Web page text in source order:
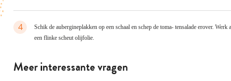
4
Schik de aubergineplakken op een schaal en schep de toma- tensalade erover. Werk
een flinke scheut olijfolie.
Meer interessante vragen